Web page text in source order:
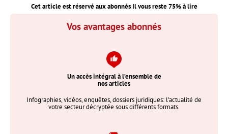
Cet article est réservé aux abonnés Il vous reste75% à lire
Vos avantages abonnés
Un accès intégral à l’ensemble de
nos articles
Infographies, vidéos, enquêtes, dossiers juridiques: l’actualité de
votre secteur décryptée sous différents formats.